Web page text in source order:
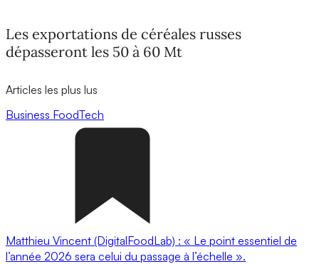
Les exportations de céréales russes
dépasseront les 50 à 60 Mt
Articles les plus lus
Business FoodTech
Matthieu Vincent (DigitalFoodLab) : « Le point essentiel de
l’année 2026 sera celui du passage à l’échelle ».